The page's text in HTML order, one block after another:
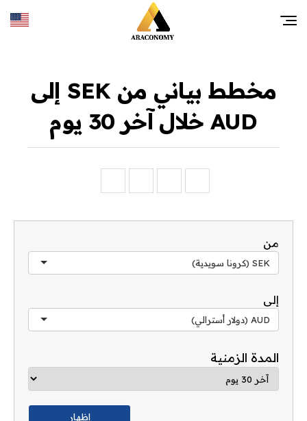
مخطط بياني من SEK إلى
AUD خلال آخر 30 يوم
من
SEK (كرونا سويدية)
إلى
AUD (دولار أسترالي)
المدة الزمنية